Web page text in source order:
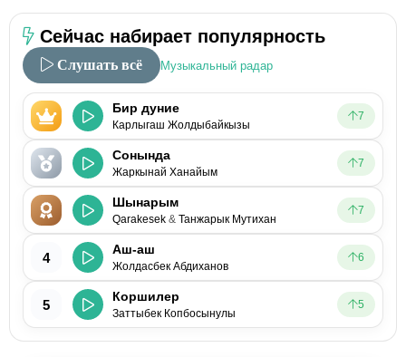
Сейчас набирает популярность
Слушать всё Музыкальный радар
Бир дуние
Карлыгаш Жолдыбайкызы
7
Сонында
Жаркынай Ханайым
7
Шынарым
Qarakesek & Танжарык Мутихан
7
4
Аш-аш
Жолдасбек Абдиханов
6
5
Коршилер
Заттыбек Копбосынулы
5